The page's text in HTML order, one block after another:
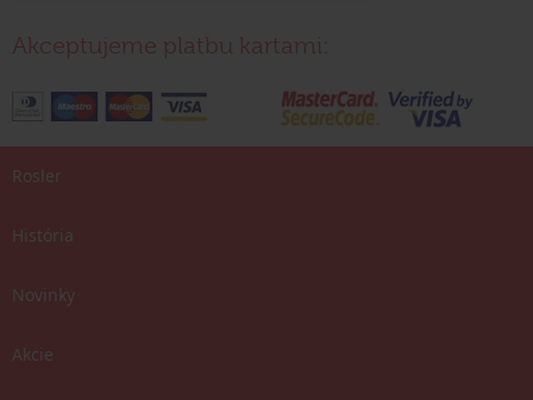
Akceptujeme platbu kartami:
Rosler
História
Novinky
Akcie